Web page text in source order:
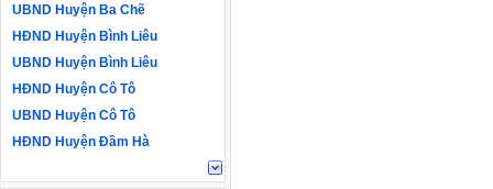
UBND Huyện Ba Chẽ
HĐND Huyện Bình Liêu
UBND Huyện Bình Liêu
HĐND Huyện Cô Tô
UBND Huyện Cô Tô
HĐND Huyện Đầm Hà